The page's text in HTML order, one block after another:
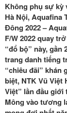
Không phụ sự kỳ
Hà Nội, Aquafina
Đông 2022 –
F/W 2022 quay
“đổ bộ” này,
trang danh tiếng
“chiêu đãi” khán
biệt, NTK Vũ Việt
Việt” lần đầu
Mông vào tương